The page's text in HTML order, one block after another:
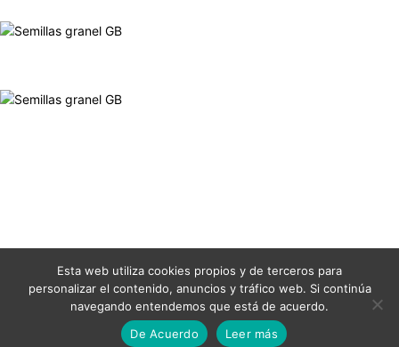
Aviso Legal Condiciones Generales Cookies Contacto
© Notas de Humo 2012 - 2021 ®
Esta web utiliza cookies propios y de terceros para
personalizar el contenido, anuncios y tráfico web. Si continúa
navegando entendemos que está de acuerdo.
De Acuerdo
Leer más